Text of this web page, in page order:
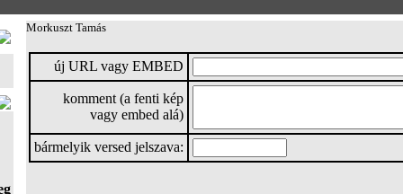
Morkuszt Tamás
új URL vagy EMBED
komment (a fenti kép
vagy embed alá)
bármelyik versed jelszava: